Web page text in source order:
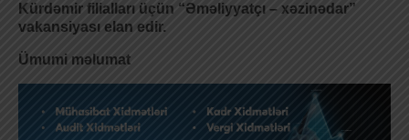
Kürdəmir filialları üçün “Əməliyyatçı – xəzinədar”
vakansiyası elan edir.
Ümumi məlumat